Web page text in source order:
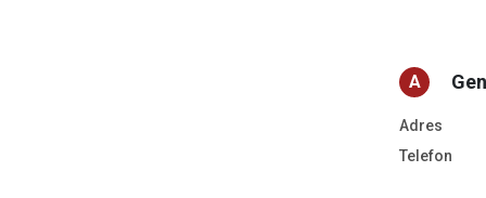
A
Adres
Telefon